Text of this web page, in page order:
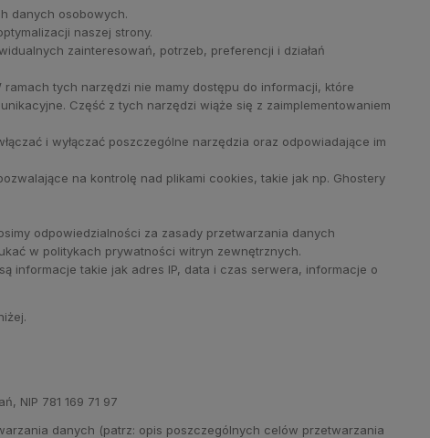
danych osobowych.
naszej strony.
zainteresowań, potrzeb, preferencji i działań
tych narzędzi nie mamy dostępu do informacji, które
Część z tych narzędzi wiąże się z zaimplementowaniem
i wyłączać poszczególne narzędzia oraz odpowiadające im
na kontrolę nad plikami cookies, takie jak np. Ghostery
odpowiedzialności za zasady przetwarzania danych
w politykach prywatności witryn zewnętrznych.
informacje takie jak adres IP, data i czas serwera, informacje o
NIP 781 169 71 97
danych (patrz: opis poszczególnych celów przetwarzania